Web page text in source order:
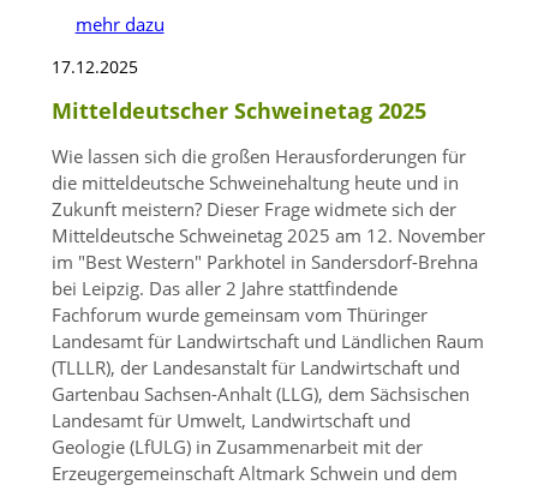
mehr dazu
17.12.2025
Mitteldeutscher Schweinetag 2025
Wie lassen sich die großen Herausforderungen für
die mitteldeutsche Schweinehaltung heute und in
Zukunft meistern? Dieser Frage widmete sich der
Mitteldeutsche Schweinetag 2025 am 12. November
im Best Western Parkhotel in Sandersdorf-Brehna
bei Leipzig. Das aller 2 Jahre stattfindende
Fachforum wurde gemeinsam vom Thüringer
Landesamt für Landwirtschaft und Ländlichen Raum
(TLLLR), der Landesanstalt für Landwirtschaft und
Gartenbau Sachsen-Anhalt (LLG), dem Sächsischen
Landesamt für Umwelt, Landwirtschaft und
Geologie (LfULG) in Zusammenarbeit mit der
Erzeugergemeinschaft Altmark Schwein und dem